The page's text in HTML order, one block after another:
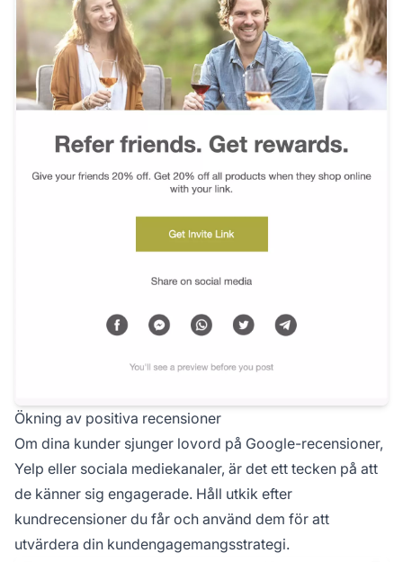
Ökning av positiva recensioner
Om dina kunder sjunger lovord på Google-recensioner,
Yelp eller sociala mediekanaler, är det ett tecken på att
de känner sig engagerade. Håll utkik efter
kundrecensioner du får och använd dem för att
utvärdera din kundengagemangsstrategi.